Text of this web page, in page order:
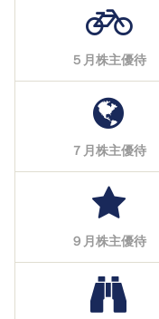
５月株主優待
７月株主優待
９月株主優待